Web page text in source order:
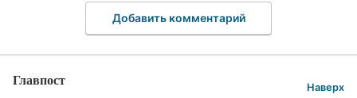
Добавить комментарий
Главпост Наверх